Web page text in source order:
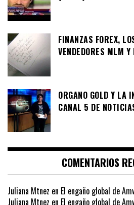
FINANZAS FOREX,
VENDEDORES MLM
ORGANO GOLD Y LA
CANAL 5 DE
COMENTARIOS
Juliana Mtnez en El engaño global de
Juliana Mtnez en El engaño global de